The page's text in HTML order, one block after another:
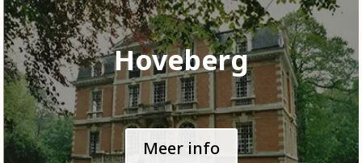
Hoveberg
Meer info